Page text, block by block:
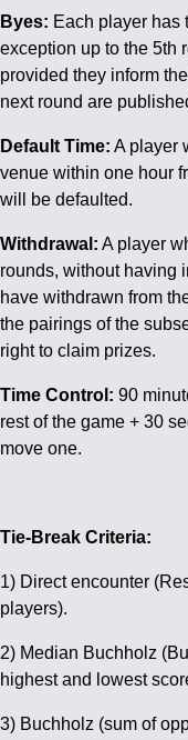
Byes: Each player has
exception up to the 5th
provided they inform
next round are
Default Time: A player
venue within one hour
will be defaulted.
Withdrawal: A player
rounds, without having
have withdrawn from
the pairings of the
right to claim prizes.
Time Control: 90
rest of the game + 30
move one.
Tie-Break Criteria:
1) Direct encounter
players).
2) Median Buchholz
highest and lowest
3) Buchholz (sum of